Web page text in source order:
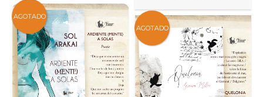
AGOTADO
AGOTADO